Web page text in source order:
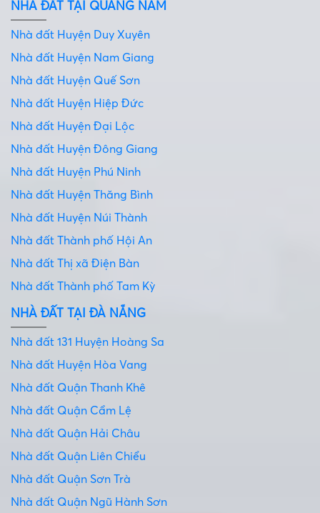
NHÀ ĐẤT TẠI QUẢNG NAM
Nhà đất Huyện Duy Xuyên
Nhà đất Huyện Nam Giang
Nhà đất Huyện Quế Sơn
Nhà đất Huyện Hiệp Đức
Nhà đất Huyện Đại Lộc
Nhà đất Huyện Đông Giang
Nhà đất Huyện Phú Ninh
Nhà đất Huyện Thăng Bình
Nhà đất Huyện Núi Thành
Nhà đất Thành phố Hội An
Nhà đất Thị xã Điện Bàn
Nhà đất Thành phố Tam Kỳ
NHÀ ĐẤT TẠI ĐÀ NẴNG
Nhà đất 131 Huyện Hoàng Sa
Nhà đất Huyện Hòa Vang
Nhà đất Quận Thanh Khê
Nhà đất Quận Cẩm Lệ
Nhà đất Quận Hải Châu
Nhà đất Quận Liên Chiểu
Nhà đất Quận Sơn Trà
Nhà đất Quận Ngũ Hành Sơn